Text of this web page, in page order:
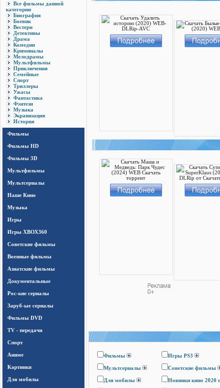
Все фильмы данной
категории
Биография
Боевик
Вестерн
Детективы
Драма
Комедии
Криминалы
Мелодрамы
Мультфильмы
Приключения
Семейные
Спорт
Триллеры
Ужасы
Фантастика
Фэнтези
Музыка
Экранизация
История
Фильмы
Фильмы HD
Фильмы 3D
Мультфильмы
Мультсериалы
Наше Кино
Музыка
Игры
Игры ХВОХ360
Cоветские фильмы
Военные фильмы
Азиатские фильмы
Документальные
Рос-кие сериалы
Заруб-ые сериалы
Фильмы DVD
TV - передачи
Спорт
Аниме
Картинки
Для мобилы
Фильмы Игры PS3
Мультсериалы Cоветские фильмы
Для мобилы Новинки кино 2020